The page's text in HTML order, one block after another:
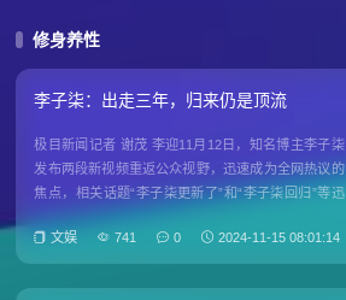
修身养性
李子柒：出走三年，归来仍是顶流
极目新闻记者 谢茂 李迎11月12日，知名博主李子柒
发布两段新视频重返公众视野，迅速成为全网热议的
焦点，相关话题“李子柒更新了”和“李子柒回归”等迅
达213条。其视频上线仅三小时后，在各大平台上的
视频点赞数均已超过百万，截至11月13日中午12点，
两个视
文娱 741 0 2024-11-15 08:01:14